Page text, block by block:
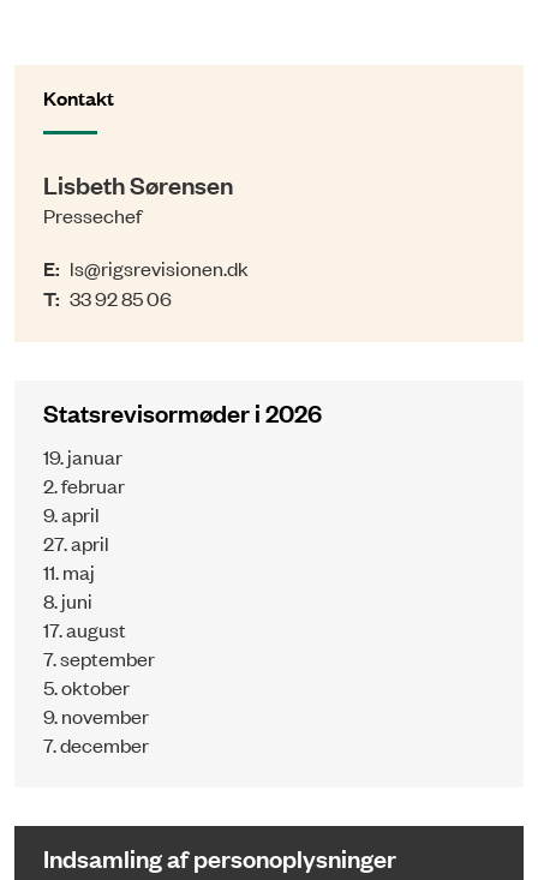
Kontakt
Lisbeth Sørensen
Pressechef
E: ls@rigsrevisionen.dk
T: 33 92 85 06
Statsrevisormøder i 2026
19. januar
2. februar
9. april
27. april
11. maj
8. juni
17. august
7. september
5. oktober
9. november
7. december
Indsamling af personoplysninger